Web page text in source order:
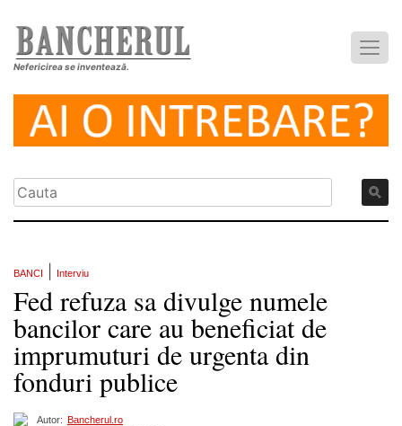
Nefericirea se inventează.
BANCI Interviu
Fed refuza sa divulge numele
bancilor care au beneficiat de
imprumuturi de urgenta din
fonduri publice
Autor: Bancherul.ro